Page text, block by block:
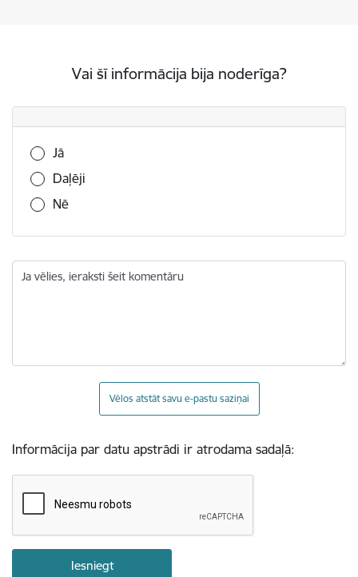
Vai šī informācija bija noderīga?
Vai šī informācija bija noderīga?
Jā
Daļēji
Nē
Ja vēlies, ieraksti šeit komentāru
Vēlos atstāt savu e-pastu saziņai
Informācija par datu apstrādi ir atrodama sadaļā: